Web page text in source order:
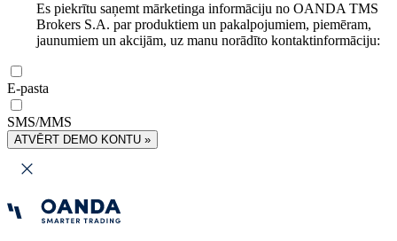
Es piekrītu saņemt mārketinga informāciju no OANDA TMS
Brokers S.A. par produktiem un pakalpojumiem, piemēram,
jaunumiem un akcijām, uz manu norādīto kontaktinformāciju:
E-pasta
SMS/MMS
ATVĒRT DEMO KONTU »